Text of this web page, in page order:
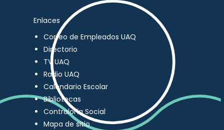
Enlaces
Correo de Empleados UAQ
Directorio
TV UAQ
Radio UAQ
Calendario Escolar
Bibliotecas
Contraloría Social
Mapa de sitio